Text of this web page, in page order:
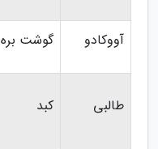
آووکادو گوشت بره
طالبی کبد